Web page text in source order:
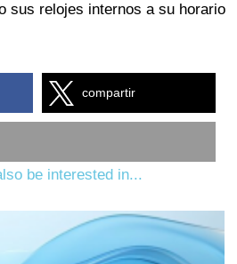
sus relojes internos a su horario
compartir
be interested in...